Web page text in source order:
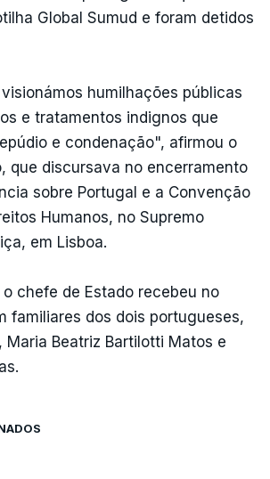
Global Sumud e foram detidos
humilhações públicas
e tratamentos indignos que
e condenação", afirmou o
que discursava no encerramento
sobre Portugal e a Convenção
Humanos, no Supremo
em Lisboa.
chefe de Estado recebeu no
familiares dos dois portugueses,
Maria Beatriz Bartilotti Matos e